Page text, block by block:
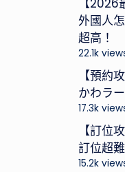
【
外國人
超高！
22.1k
【預約
かわラ
17.3k
【訂
訂位超
15.2k